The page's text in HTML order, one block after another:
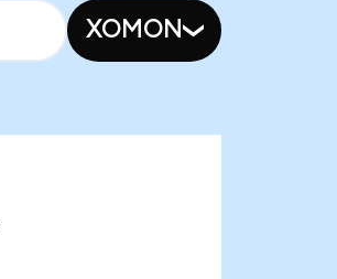
XOMON